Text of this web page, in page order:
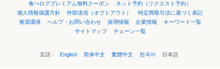
食べログプレミアム無料クーポン
ネット予約（リクエスト予約）
個人情報保護方針
外部送信（オプトアウト）
特定商取引法に基づく表記
推奨環境
ヘルプ・お問い合わせ 採用情報 企業情報
キーワード一覧
サイトマップ
チェーン一覧
言語： English 简体中文 繁體中文 한국어 日本語